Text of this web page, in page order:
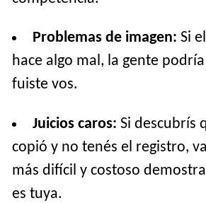
Problemas de imagen: Si
hace algo mal, la gente
fuiste vos.
Juicios caros: Si descubrís
copió y no tenés el registro,
más difícil y costoso
es tuya.